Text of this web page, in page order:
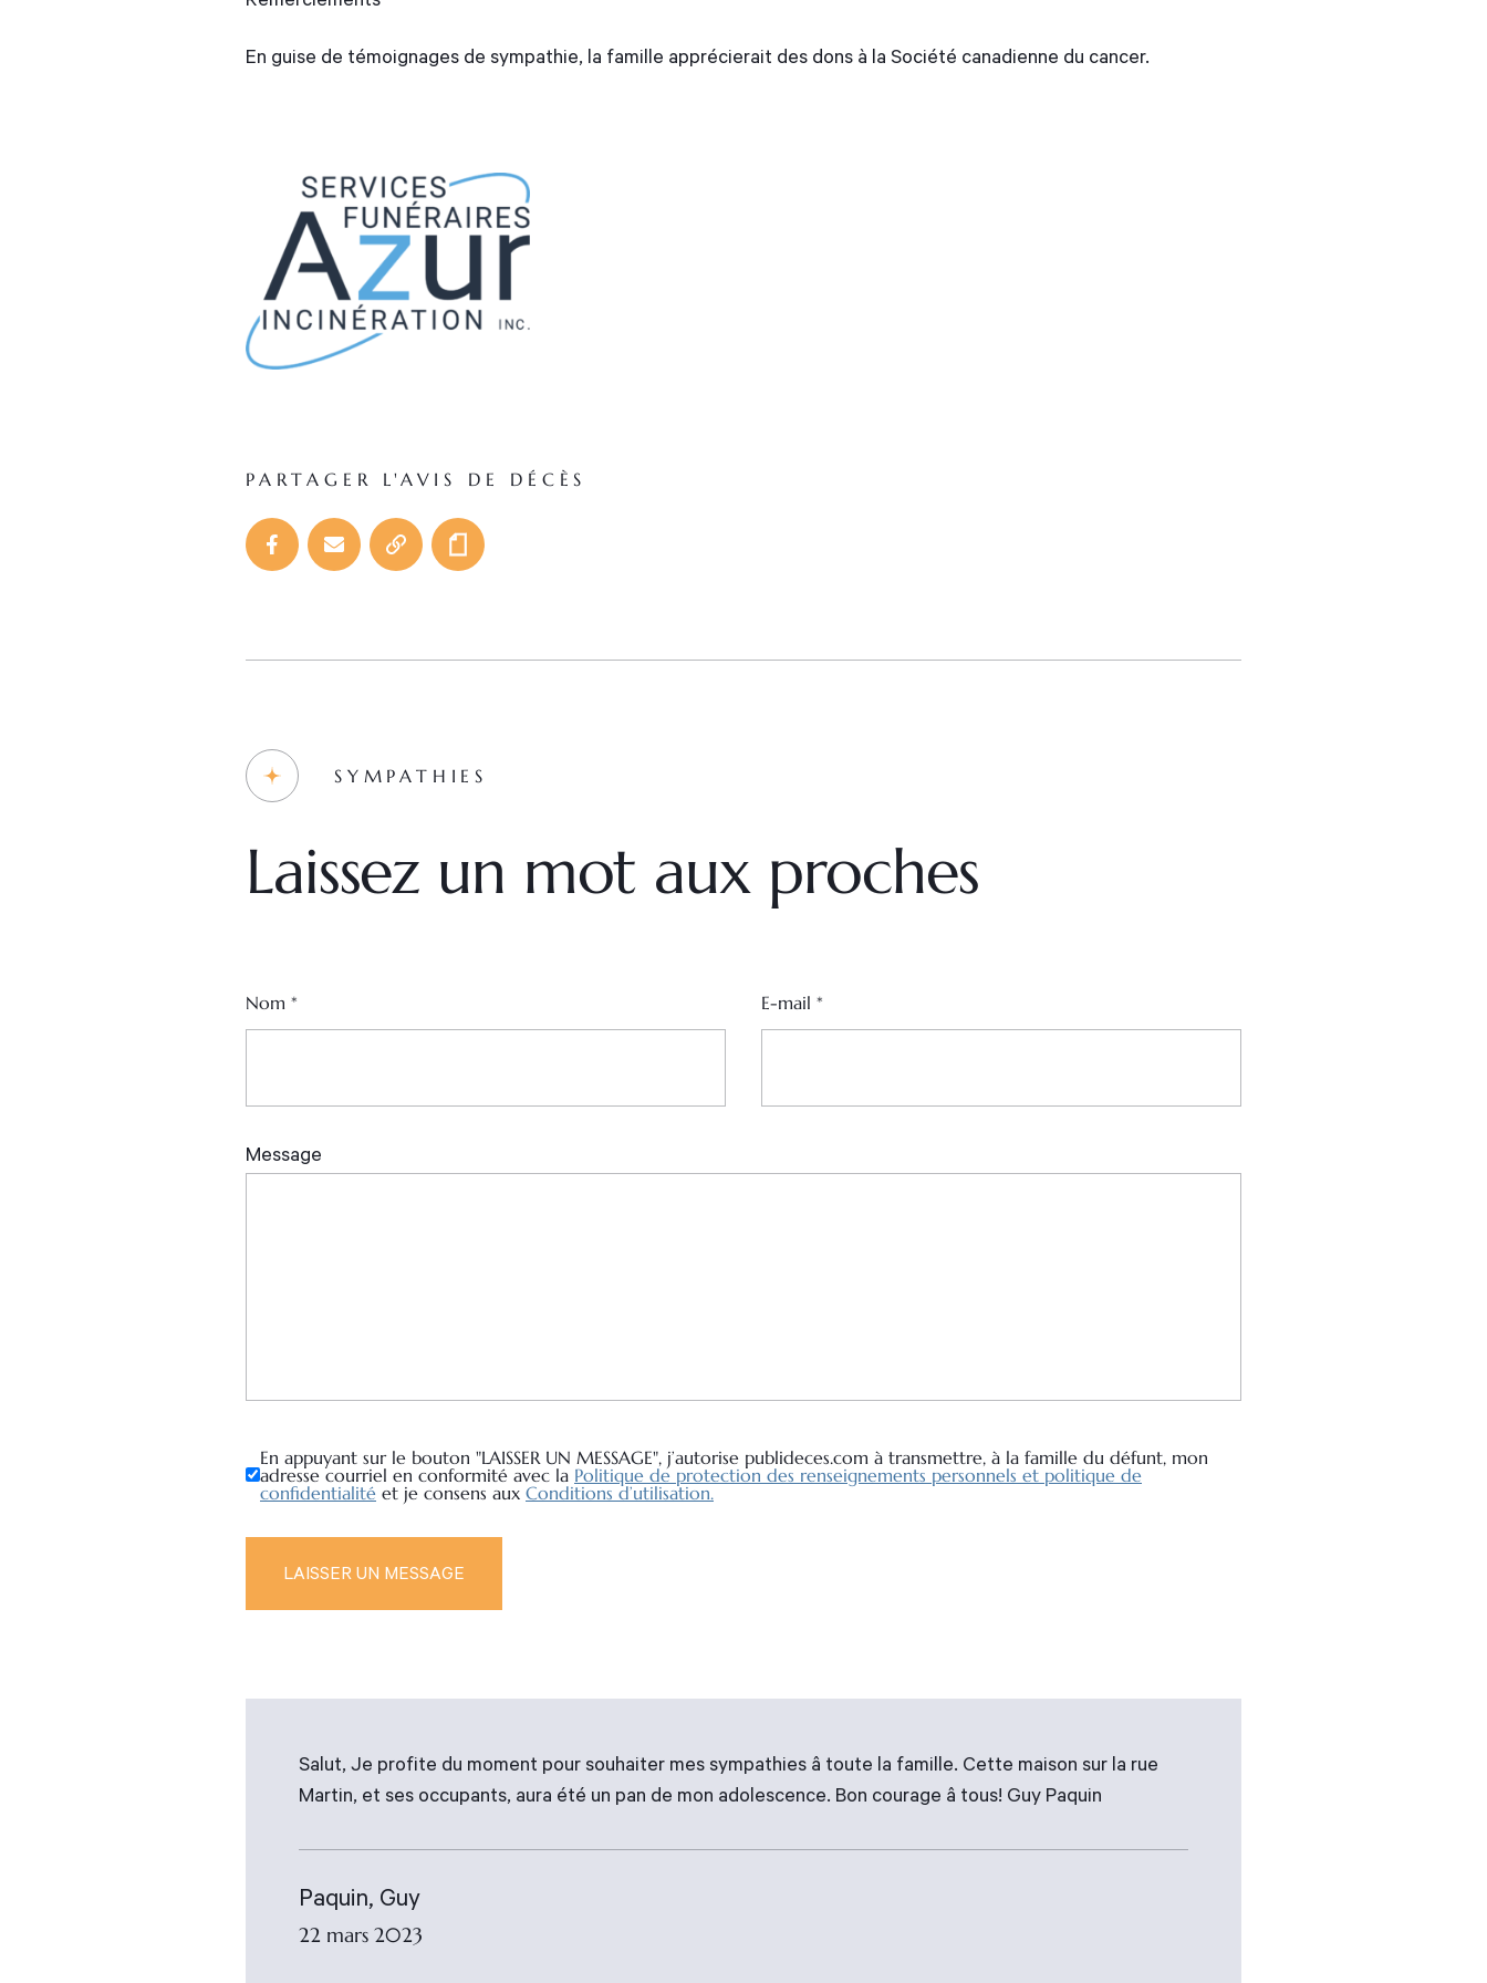
En guise de témoignages de sympathie, la famille apprécierait des dons à la Société canadienne du cancer.
PARTAGER L'AVIS DE DÉCÈS
SYMPATHIES
Laissez un mot aux proches
En appuyant sur le bouton "LAISSER UN MESSAGE", j’autorise publideces.com à transmettre, à la famille du défunt, mon
adresse courriel en conformité avec la Politique de protection des renseignements personnels et politique de
confidentialité et je consens aux Conditions d’utilisation.
Nom * E-mail *
Salut, Je profite du moment pour souhaiter mes sympathies â toute la famille. Cette maison sur la rue
Martin, et ses occupants, aura été un pan de mon adolescence. Bon courage â tous! Guy Paquin
Paquin, Guy
22 mars 2023